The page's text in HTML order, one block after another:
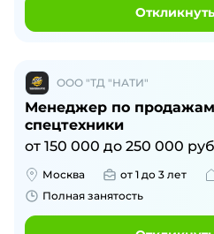
ООО "ТД "НАТИ"
Менеджер по продажам
спецтехники
от 150 000 до 250 000
Москва от 1 до 3 лет
Полная занятость